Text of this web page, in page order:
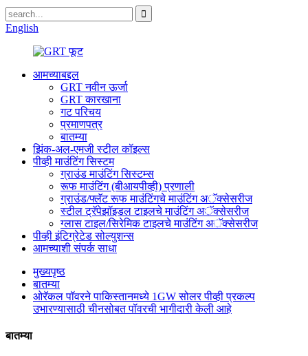
English
आमच्याबद्दल
GRT नवीन ऊर्जा
GRT कारखाना
गट परिचय
प्रमाणपत्र
बातम्या
झिंक-अल-एमजी स्टील कॉइल्स
पीव्ही माउंटिंग सिस्टम
ग्राउंड माउंटिंग सिस्टम्स
रूफ माउंटिंग (बीआयपीव्ही) प्रणाली
ग्राउंड/फ्लॅट रूफ माउंटिंगचे माउंटिंग अॅक्सेसरीज
स्टील ट्रॅपेझॉइडल टाइलचे माउंटिंग अॅक्सेसरीज
ग्लास टाइल/सिरेमिक टाइलचे माउंटिंग अॅक्सेसरीज
पीव्ही इंटिग्रेटेड सोल्युशन्स
आमच्याशी संपर्क साधा
मुख्यपृष्ठ
बातम्या
ओरॅकल पॉवरने पाकिस्तानमध्ये 1GW सोलर पीव्ही प्रकल्प
उभारण्यासाठी चीनसोबत पॉवरची भागीदारी केली आहे
बातम्या